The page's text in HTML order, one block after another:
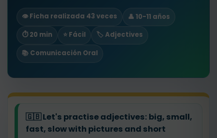
👁️ Ficha realizada 43 veces
👤 10-11 años
⏱ 20 min
⭐ Fácil
🏷️ Adjectives
📚 Comunicación Oral
🇬🇧Let's practise adjectives: big, small,
fast, slow with pictures and short